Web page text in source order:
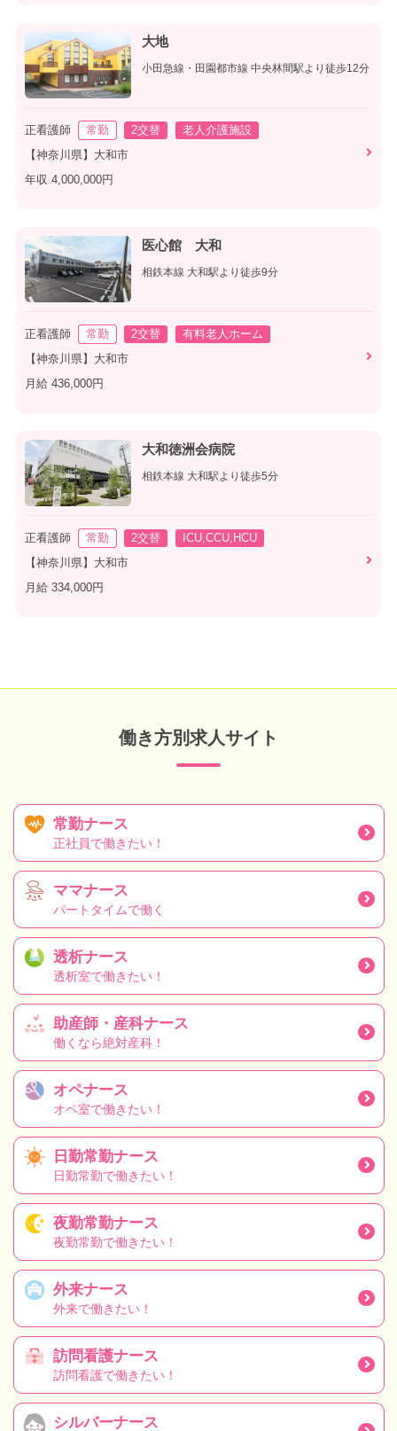
大地
小田急線・田園都市線 中央林間駅より徒歩12分
正看護師 常勤 2交替
老人介護施設
【神奈川県】大和市
年収 4,000,000円
医心館 大和
相鉄本線 大和駅より徒歩9分
正看護師 常勤 2交替
有料老人ホーム
【神奈川県】大和市
月給 436,000円
大和徳洲会病院
相鉄本線 大和駅より徒歩5分
正看護師 常勤 2交替
ICU,CCU,HCU
【神奈川県】大和市
月給 334,000円
働き方別求人サイト
常勤ナース
正社員で働きたい！
ママナース
パートタイムで働く
透析ナース
透析室で働きたい！
助産師・産科ナース
働くなら絶対産科！
オペナース
オペ室で働きたい！
日勤常勤ナース
日勤常勤で働きたい！
夜勤常勤ナース
夜勤常勤で働きたい！
外来ナース
外来で働きたい！
訪問看護ナース
訪問看護で働きたい！
シルバーナース